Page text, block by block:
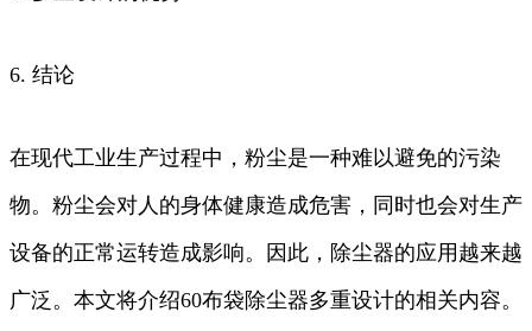
6. 结论
在现代工业生产过程中，粉尘是一种难以避免的污染
物。粉尘会对人的身体健康造成危害，同时也会对生产
设备的正常运转造成影响。因此，除尘器的应用越来越
广泛。本文将介绍60布袋除尘器多重设计的相关内容。